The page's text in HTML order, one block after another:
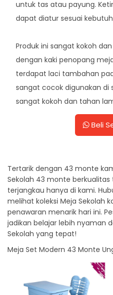
untuk tas atau payung.
dapat diatur sesuai
Produk ini sangat kokoh
dengan kaki penopang
terdapat laci tambahan
sangat cocok digunakan di
sangat kokoh dan tahan
Beli
Tertarik dengan 43 monte
Sekolah 43 monte
terjangkau hanya di kami.
melihat koleksi Meja Sekolah
penawaran menarik hari ini.
jadikan belajar lebih nyaman
Sekolah yang tepat!
Meja Set Modern 43 Monte